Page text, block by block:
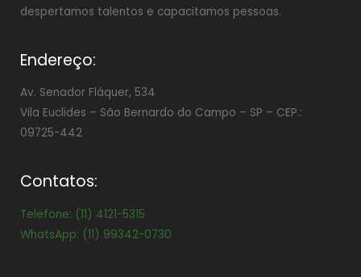
despertamos talentos e capacitamos pessoas.
Endereço:
Av. Senador Fláquer, 534
Vila Euclides – São Bernardo do Campo – SP – CEP.:
09725-442
Contatos:
Telefone: (11) 4121-5315
WhatsApp: (11) 99342-0730